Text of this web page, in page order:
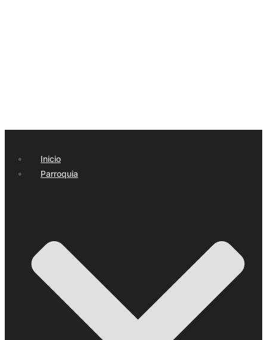
Inicio
Parroquia